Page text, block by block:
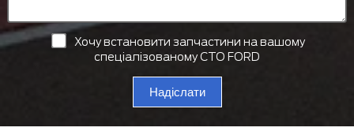
Хочу встановити запчастини на вашому
спеціалізованому СТО FORD
Надіслати